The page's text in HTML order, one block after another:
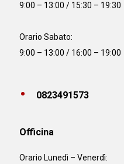
9:00 – 13:00 / 15:30 – 19:30
Orario Sabato:
9:00 – 13:00 / 16:00 – 19:00
0823491573
Officina
Orario Lunedì – Venerdì: